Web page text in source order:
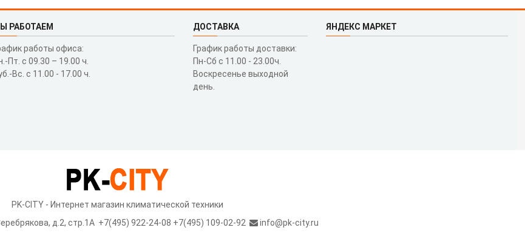
РАБОТАЕМ
работы офиса:
Пт. с 09.30 – 19.00 ч.
Вс. с 11.00 - 17.00 ч.
ДОСТАВКА
График работы доставки:
Пн-Сб с 11.00 - 23.00ч.
Воскресенье выходной
день.
ЯНДЕКС МАРКЕТ
PK-CITY - Интернет магазин климатической техники
д.2, стр.1A +7(495) 922-24-08 +7(495) 109-02-92 info@pk-city.ru